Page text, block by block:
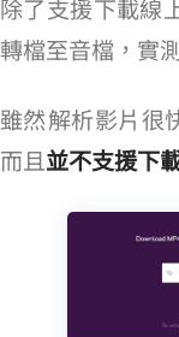
除了支援下載線上影片到
轉檔至 MP3 音檔，實測
雖然 QDownloader 解析
而且並不支援下